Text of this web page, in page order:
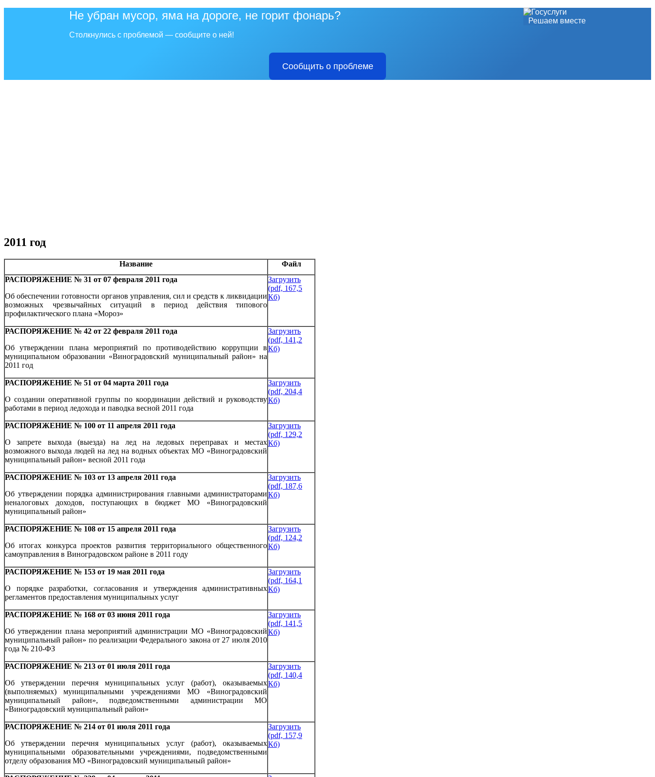
Решаем вместе
Не убран мусор, яма на дороге, не горит фонарь?
Столкнулись с проблемой — сообщите о ней!
Сообщить о проблеме
2011 год
Название
Файл
РАСПОРЯЖЕНИЕ № 31 от 07 февраля 2011 года
Об обеспечении готовности органов управления, сил и средств к ликвидации
возможных чрезвычайных ситуаций в период действия типового
профилактического плана «Мороз»
Загрузить
(pdf, 167,5
Кб)
РАСПОРЯЖЕНИЕ № 42 от 22 февраля 2011 года
Об утверждении плана мероприятий по противодействию коррупции в
муниципальном образовании «Виноградовский муниципальный район» на
2011 год
Загрузить
(pdf, 141,2
Кб)
РАСПОРЯЖЕНИЕ № 51 от 04 марта 2011 года
О создании оперативной группы по координации действий и руководству
работами в период ледохода и паводка весной 2011 года
Загрузить
(pdf, 204,4
Кб)
РАСПОРЯЖЕНИЕ № 100 от 11 апреля 2011 года
О запрете выхода (выезда) на лед на ледовых переправах и местах
возможного выхода людей на лед на водных объектах МО «Виноградовский
муниципальный район» весной 2011 года
Загрузить
(pdf, 129,2
Кб)
РАСПОРЯЖЕНИЕ № 103 от 13 апреля 2011 года
Об утверждении порядка администрирования главными администраторами
неналоговых доходов, поступающих в бюджет МО «Виноградовский
муниципальный район»
Загрузить
(pdf, 187,6
Кб)
РАСПОРЯЖЕНИЕ № 108 от 15 апреля 2011 года
Об итогах конкурса проектов развития территориального общественного
самоуправления в Виноградовском районе в 2011 году
Загрузить
(pdf, 124,2
Кб)
РАСПОРЯЖЕНИЕ № 153 от 19 мая 2011 года
О порядке разработки, согласования и утверждения административных
регламентов предоставления муниципальных услуг
Загрузить
(pdf, 164,1
Кб)
РАСПОРЯЖЕНИЕ № 168 от 03 июня 2011 года
Об утверждении плана мероприятий администрации МО «Виноградовский
муниципальный район» по реализации Федерального закона от 27 июля 2010
года № 210-ФЗ
Загрузить
(pdf, 141,5
Кб)
РАСПОРЯЖЕНИЕ № 213 от 01 июля 2011 года
Об утверждении перечня муниципальных услуг (работ), оказываемых
(выполняемых) муниципальными учреждениями МО «Виноградовский
муниципальный район», подведомственными администрации МО
«Виноградовский муниципальный район»
Загрузить
(pdf, 140,4
Кб)
РАСПОРЯЖЕНИЕ № 214 от 01 июля 2011 года
Об утверждении перечня муниципальных услуг (работ), оказываемых
муниципальными образовательными учреждениями, подведомственными
отделу образования МО «Виноградовский муниципальный район»
Загрузить
(pdf, 157,9
Кб)